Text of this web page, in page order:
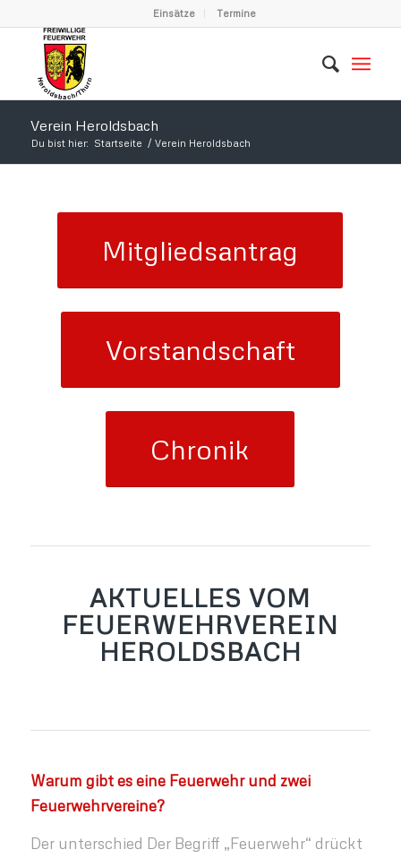
Einsätze Termine
Verein Heroldsbach
Du bist hier: Startseite / Verein Heroldsbach
Mitgliedsantrag
Vorstandschaft
Chronik
AKTUELLES VOM
FEUERWEHRVEREIN
HEROLDSBACH
Warum gibt es eine Feuerwehr und zwei
Feuerwehrvereine?
Der unterschied Der Begriff „Feuerwehr“ drückt